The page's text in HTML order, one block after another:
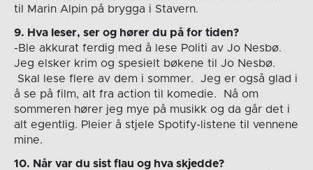
til Marin Alpin på brygga i Stavern.
9. Hva leser, ser og hører du på for tiden?
-Ble akkurat ferdig med å lese Politi av Jo Nesbø.
Jeg elsker krim og spesielt bøkene til Jo Nesbø.
Skal lese flere av dem i sommer. Jeg er også glad i
å se på film, alt fra action til komedie. Nå om
sommeren hører jeg mye på musikk og da går det i
alt egentlig. Pleier å stjele Spotify-listene til vennene
mine.
10. Når var du sist flau og hva skjedde?